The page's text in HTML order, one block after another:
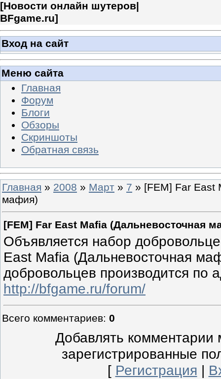
[Новости онлайн шутеров|
BFgame.ru]
Вход на сайт
Меню сайта
Главная
Форум
Блоги
Обзоры
Скриншоты
Обратная связь
Главная » 2008 » Март » 7 » [FEM] Far East
мафия)
[FEM] Far East Mafia (Дальневосточная
Объявляется набор
East Mafia (Дальневосточная
добровольцев производится по
http://bfgame.ru/forum/
Всего комментариев: 0
Добавлять комментарии
зарегистрированные
[ Регистрация |